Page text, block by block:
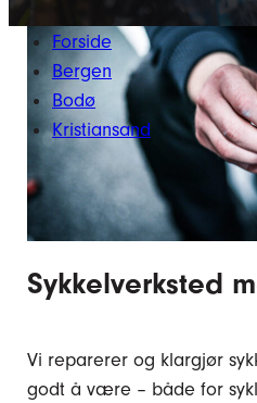
Forside
Bergen
Bodø
Kristiansand
Sykkelverksted
Vi reparerer og klargjør
godt å være – både for